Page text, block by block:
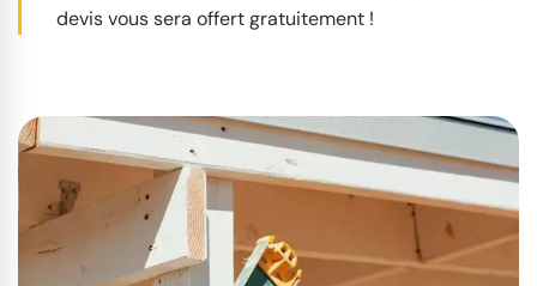
devis vous sera offert gratuitement !